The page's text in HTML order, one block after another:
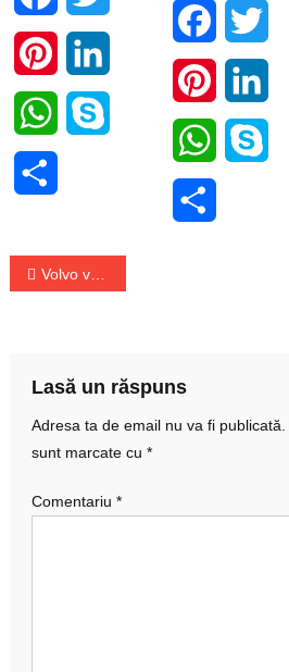
Pinterest
WhatsApp
Facebook
Pinterest
WhatsApp
Navigare
Volvo vrea să ajungă la obiectivul de emisii zero
Lasă un răspuns
Adresa ta de email nu va fi publicată.
sunt marcate cu *
Comentariu *